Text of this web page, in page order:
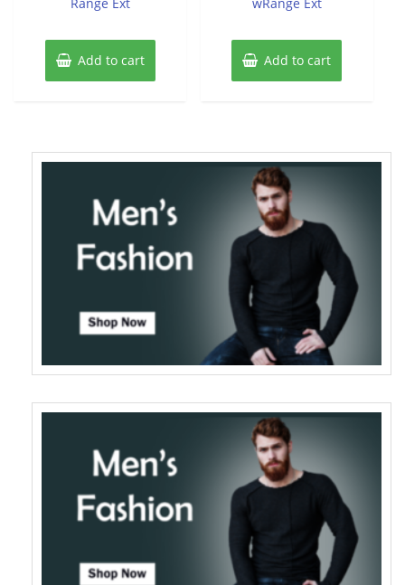
Add to cart Add to cart